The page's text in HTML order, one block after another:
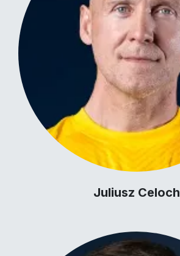
Juliusz Celoch